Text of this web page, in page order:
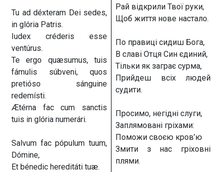
Tu ad déxteram Dei sedes,
in glória Patris.
Iudex créderis esse
ventúrus.
Te ergo quæsumus, tuis
fámulis súbveni, quos
pretióso sánguine
redemísti.
Ætérna fac cum sanctis
tuis in glória numerári.
Salvum fac pópulum tuum,
Dómine,
Et bénedic hereditáti tuæ.
Рай відкрили Твої руки,
Щоб життя нове настало.
По правиці сидиш Бога,
В славі Отця Син єдиний,
Тільки як заграє сурма,
Прийдеш всіх людей
судити.
Просимо, негідні слуги,
Заплямовані гріхами:
Поможи своєю кров’ю
Змити з нас гріховні
плями.